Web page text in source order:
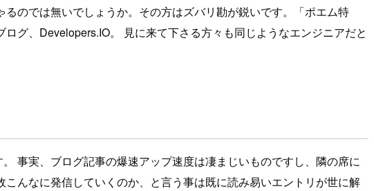
のでは無いでしょうか。その方はズバリ勘が鋭いです。「ポエム特
グ、Developers.IO。 見に来て下さる方々も同じようなエンジニアだと
事実、ブログ記事の爆速アップ速度は凄まじいものですし、隣の席に
んなに発信していくのか、と言う事は既に読み易いエントリが世に解